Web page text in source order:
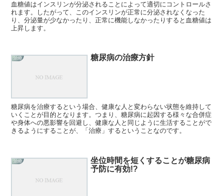
血糖値はインスリンが分泌されることによって適切にコントロールさ
れます。したがって、このインスリンが正常に分泌されなくなった
り、分泌量が少なかったり、正常に機能しなかったりすると血糖値は
上昇します。
治療 糖尿病の治療方針
糖尿病を治療するという場合、健康な人と変わらない状態を維持して
いくことが目的となります。つまり、糖尿病に起因する様々な合併症
や身体への悪影響を回避し、健康な人と同じように生活することがで
きるようにすることが、「治療」するということなのです。
治療
坐位時間を短くすることが糖尿病
予防に有効!?